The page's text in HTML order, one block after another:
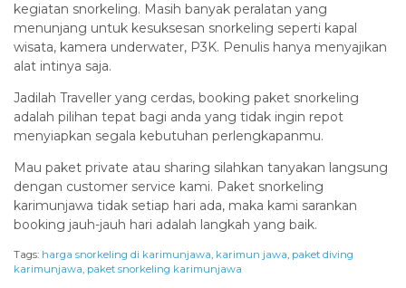
kegiatan snorkeling. Masih banyak peralatan yang
menunjang untuk kesuksesan snorkeling seperti kapal
wisata, kamera underwater, P3K. Penulis hanya menyajikan
alat intinya saja.
Jadilah Traveller yang cerdas, booking paket snorkeling
adalah pilihan tepat bagi anda yang tidak ingin repot
menyiapkan segala kebutuhan perlengkapanmu.
Mau paket private atau sharing silahkan tanyakan langsung
dengan customer service kami. Paket snorkeling
karimunjawa tidak setiap hari ada, maka kami sarankan
booking jauh-jauh hari adalah langkah yang baik.
Tags: harga snorkeling di karimunjawa, karimun jawa, paket diving
karimunjawa, paket snorkeling karimunjawa